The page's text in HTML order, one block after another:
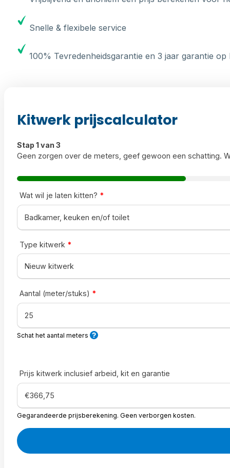
Snelle & flexibele service
100% Tevredenheidsgarantie en 3 jaar garantie
Kitwerk prijscalculator
Stap 1 van 3
Geen zorgen over de meters, geef gewoon een schatting.
Wat wil je laten kitten? *
Type kitwerk *
Aantal (meter/stuks) *
Schat het aantal meters
Prijs kitwerk inclusief arbeid, kit en garantie
Gegarandeerde prijsberekening. Geen verborgen kosten.